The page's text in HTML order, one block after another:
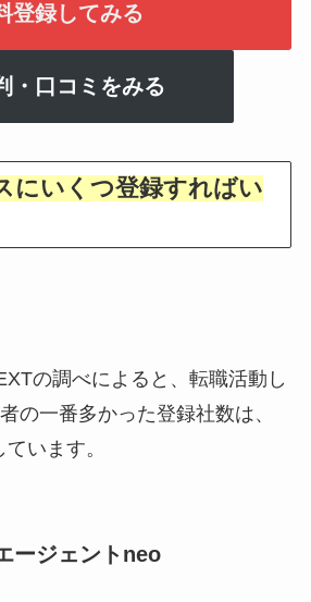
登録してみる
・口コミをみる
にいくつ登録すればい
の調べによると、転職活動し
の一番多かった登録社数は、
います。
ージェントneo